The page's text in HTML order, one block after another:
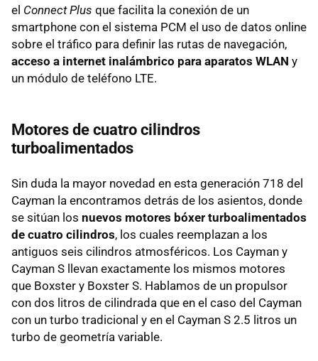
el Connect Plus que facilita la conexión de un
smartphone con el sistema PCM el uso de datos online
sobre el tráfico para definir las rutas de navegación,
acceso a internet inalámbrico para aparatos WLAN y
un módulo de teléfono LTE.
Motores de cuatro cilindros
turboalimentados
Sin duda la mayor novedad en esta generación 718 del
Cayman la encontramos detrás de los asientos, donde
se sitúan los nuevos motores bóxer turboalimentados
de cuatro cilindros, los cuales reemplazan a los
antiguos seis cilindros atmosféricos. Los Cayman y
Cayman S llevan exactamente los mismos motores
que Boxster y Boxster S. Hablamos de un propulsor
con dos litros de cilindrada que en el caso del Cayman
con un turbo tradicional y en el Cayman S 2.5 litros un
turbo de geometría variable.